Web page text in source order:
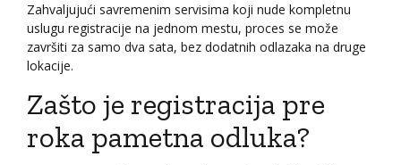
Zahvaljujući savremenim servisima koji nude kompletnu
uslugu registracije na jednom mestu, proces se može
završiti za samo dva sata, bez dodatnih odlazaka na druge
lokacije.
Zašto je registracija pre
roka pametna odluka?